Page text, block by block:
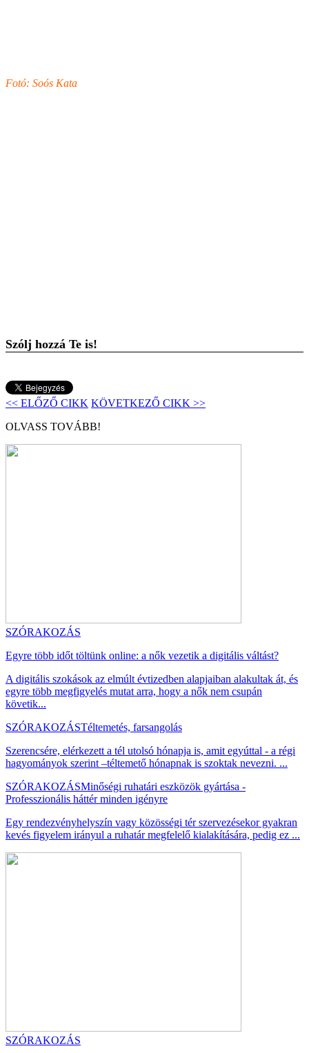
Fotó: Soós Kata
Szólj hozzá Te is!
<< ELŐZŐ CIKK KÖVETKEZŐ CIKK >>
OLVASS TOVÁBB!
SZÓRAKOZÁS
Egyre több időt töltünk online: a nők vezetik a digitális váltást?
A digitális szokások az elmúlt évtizedben alapjaiban alakultak át, és
egyre több megfigyelés mutat arra, hogy a nők nem csupán
követik...
SZÓRAKOZÁSTéltemetés, farsangolás
Szerencsére, elérkezett a tél utolsó hónapja is, amit egyúttal - a régi
hagyományok szerint –téltemető hónapnak is szoktak nevezni. ...
SZÓRAKOZÁSMinőségi ruhatári eszközök gyártása -
Professzionális háttér minden igényre
Egy rendezvényhelyszín vagy közösségi tér szervezésekor gyakran
kevés figyelem irányul a ruhatár megfelelő kialakítására, pedig ez ...
SZÓRAKOZÁS